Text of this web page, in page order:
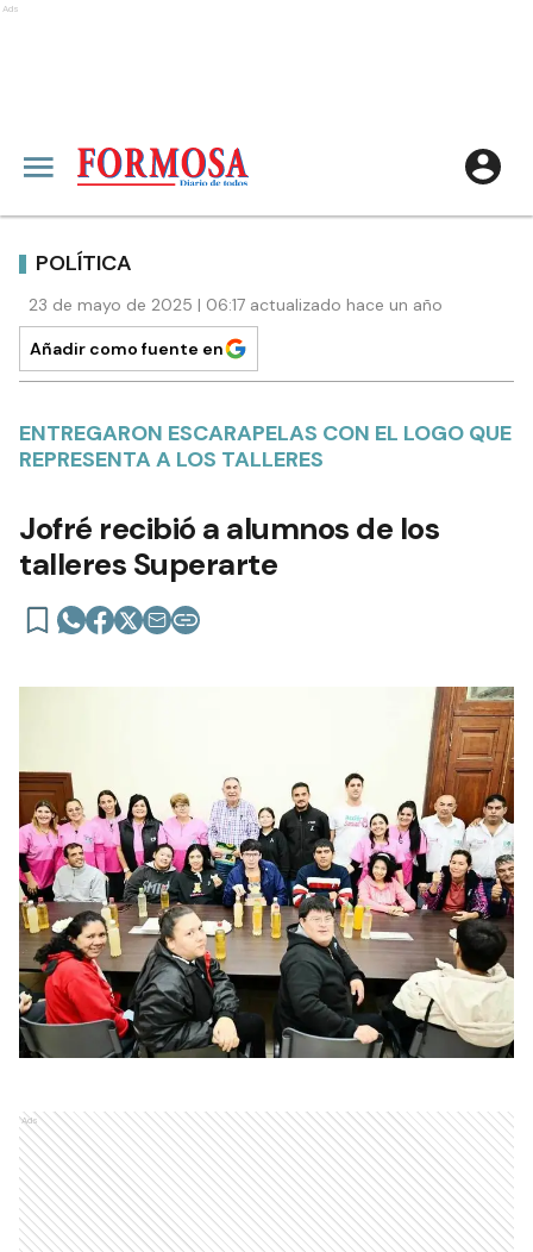
Ads
POLÍTICA
23 de mayo de 2025 | 06:17 actualizado hace un año
Añadir como fuente en
ENTREGARON ESCARAPELAS CON EL LOGO QUE
REPRESENTA A LOS TALLERES
Jofré recibió a alumnos de los
talleres Superarte
Ads